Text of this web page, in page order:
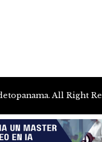
All Right